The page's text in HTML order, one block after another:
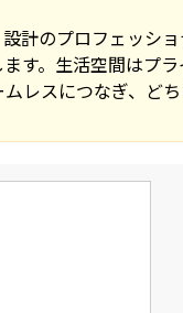
計のプロフェッシ
す。生活空間はプ
レスにつなぎ、ど